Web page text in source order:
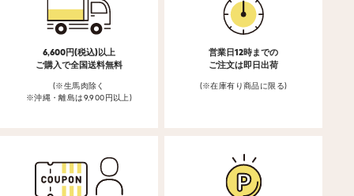
6,600円(税込)以上
ご購入で全国送料無料
(※生馬肉除く
※沖縄・離島は9,900円以上)
営業日12時までの
ご注文は即日出荷
(※在庫有り商品に限る)